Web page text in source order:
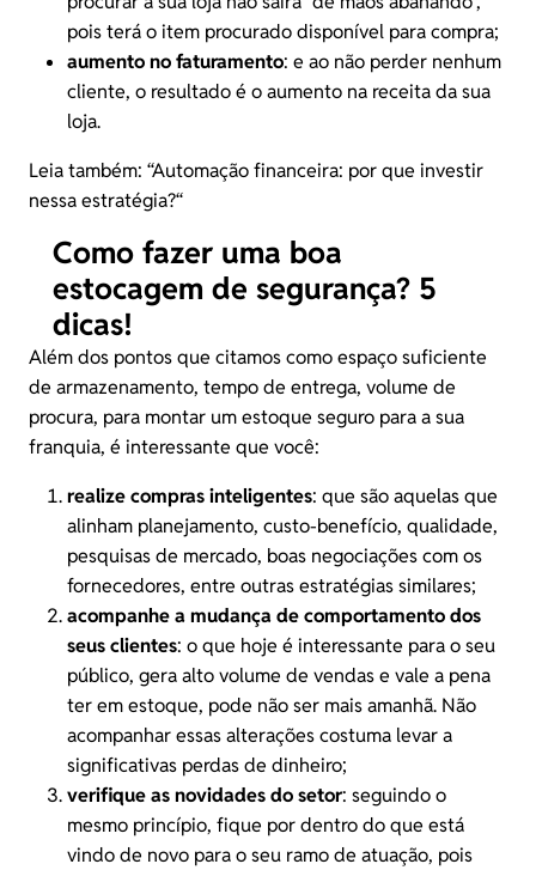
pois terá o item procurado disponível para compra;
aumento no faturamento: e ao não perder nenhum
cliente, o resultado é o aumento na receita da sua
loja.
Leia também: “Automação financeira: por que investir
nessa estratégia?“
Como fazer uma boa
estocagem de segurança? 5
dicas!
Além dos pontos que citamos como espaço suficiente
de armazenamento, tempo de entrega, volume de
procura, para montar um estoque seguro para a sua
franquia, é interessante que você:
realize compras inteligentes: que são aquelas que
alinham planejamento, custo-benefício, qualidade,
pesquisas de mercado, boas negociações com os
fornecedores, entre outras estratégias similares;
acompanhe a mudança de comportamento dos
seus clientes: o que hoje é interessante para o seu
público, gera alto volume de vendas e vale a pena
ter em estoque, pode não ser mais amanhã. Não
acompanhar essas alterações costuma levar a
significativas perdas de dinheiro;
verifique as novidades do setor: seguindo o
mesmo princípio, fique por dentro do que está
vindo de novo para o seu ramo de atuação, pois